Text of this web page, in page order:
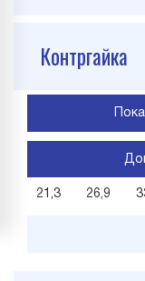
Контргайка
21,3 26,9